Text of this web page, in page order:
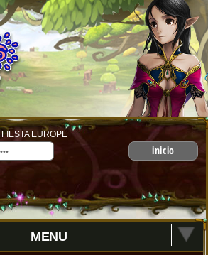
EUROPE
inicio
MENU